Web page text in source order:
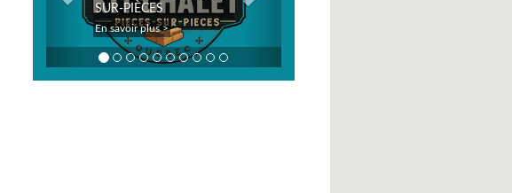
SUR-PIÈCES
En savoir plus >